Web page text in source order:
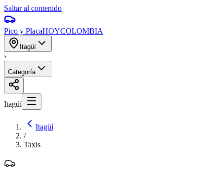
Saltar al contenido
Pico y PlacaHOYCOLOMBIA
Itagüí
›
Categoría
Itagüí
Itagüí
/
Taxis